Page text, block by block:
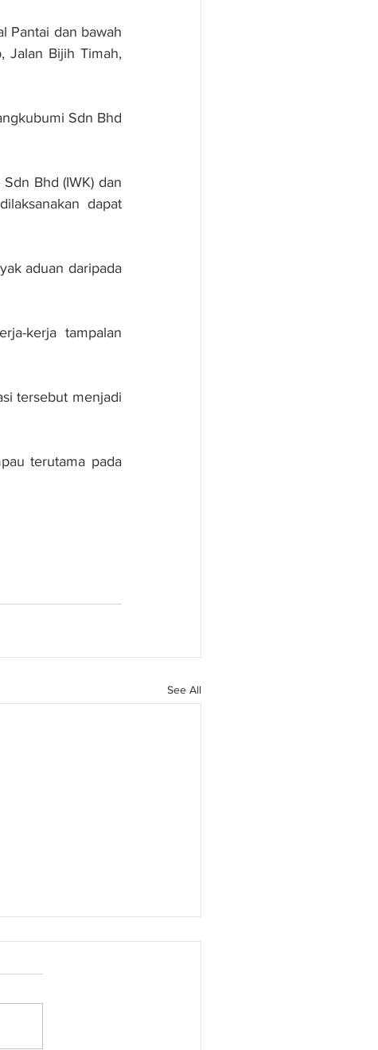
Pantai dan bawah
Jalan Bijih Timah,
Sdn Bhd
Bhd (IWK) dan
dapat
aduan daripada
kerja tampalan
tersebut menjadi
terutama pada
See All